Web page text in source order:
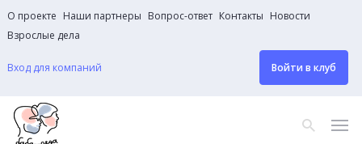
О проекте Наши партнеры Вопрос-ответ Контакты Новости
Взрослые дела
Вход для компаний Войти в клуб